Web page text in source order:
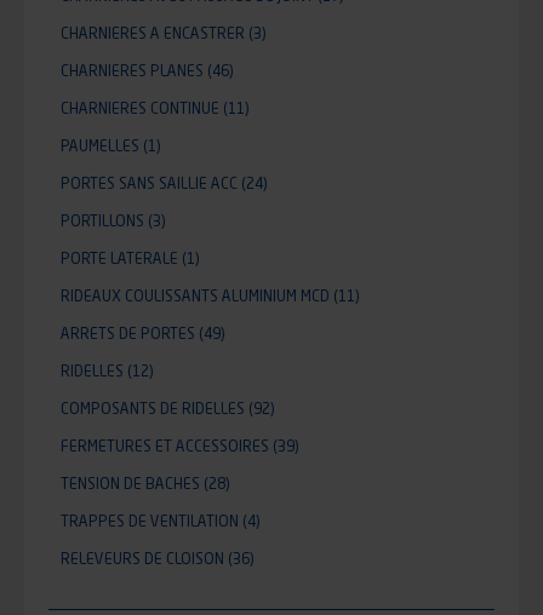
CHARNIERES A ENCASTRER (3)
CHARNIERES PLANES (46)
CHARNIERES CONTINUE (11)
PAUMELLES (1)
PORTES SANS SAILLIE ACC (24)
PORTILLONS (3)
PORTE LATERALE (1)
RIDEAUX COULISSANTS ALUMINIUM MCD (11)
ARRETS DE PORTES (49)
RIDELLES (12)
COMPOSANTS DE RIDELLES (92)
FERMETURES ET ACCESSOIRES (39)
TENSION DE BACHES (28)
TRAPPES DE VENTILATION (4)
RELEVEURS DE CLOISON (36)